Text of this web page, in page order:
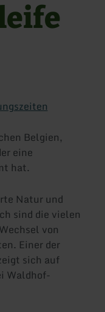
Belgien,
eine
hat.
Natur und
sind die vielen
von
Einer der
sich auf
Waldhof-